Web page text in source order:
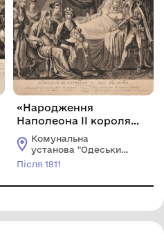
«Народження
Наполеона II короля
Риму»
Комунальна
установа "Одеський
музей західного і
Після 1811